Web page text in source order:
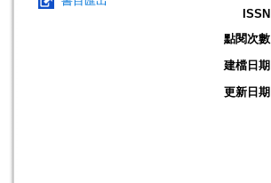
ISSN
點閱次數
建檔日期
更新日期